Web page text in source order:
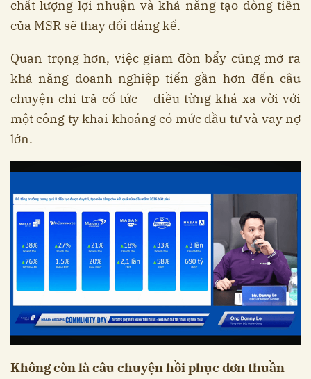
chất lượng lợi nhuận và khả năng tạo dòng tiền
của MSR sẽ thay đổi đáng kể.
Quan trọng hơn, việc giảm đòn bẩy cũng mở ra
khả năng doanh nghiệp tiến gần hơn đến câu
chuyện chi trả cổ tức – điều từng khá xa vời với
một công ty khai khoáng có mức đầu tư và vay nợ
lớn.
Không còn là câu chuyện hồi phục đơn thuần